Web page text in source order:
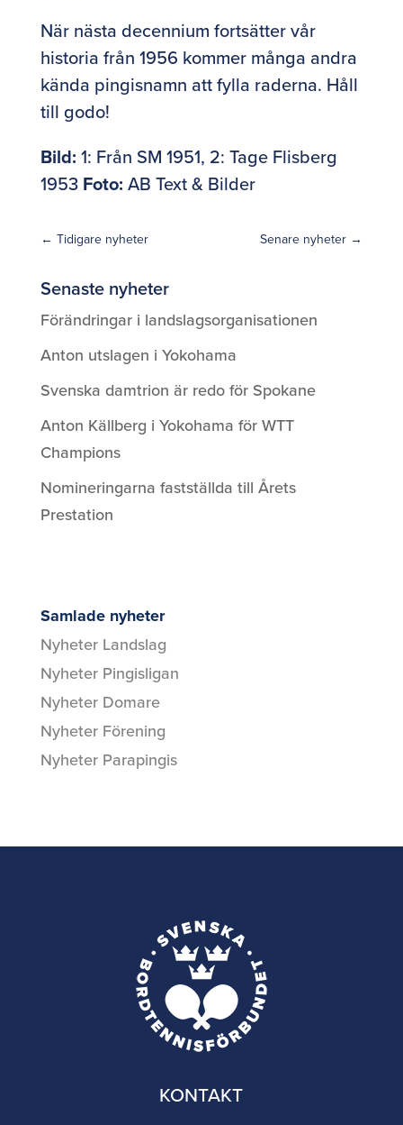
När nästa decennium fortsätter vår
historia från 1956 kommer många andra
kända pingisnamn att fylla raderna. Håll
till godo!
Bild: 1: Från SM 1951, 2: Tage Flisberg
1953 Foto: AB Text & Bilder
← Tidigare nyheter Senare nyheter →
Senaste nyheter
Förändringar i landslagsorganisationen
Anton utslagen i Yokohama
Svenska damtrion är redo för Spokane
Anton Källberg i Yokohama för WTT
Champions
Nomineringarna fastställda till Årets
Prestation
Samlade nyheter
Nyheter Landslag
Nyheter Pingisligan
Nyheter Domare
Nyheter Förening
Nyheter Parapingis
KONTAKT